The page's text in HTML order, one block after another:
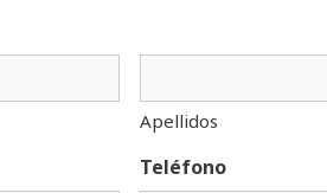
Apellidos
Teléfono